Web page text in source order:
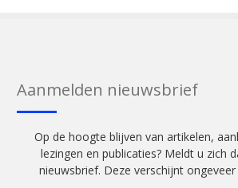
Aanmelden nieuwsbrief
Op de hoogte blijven van artikelen,
lezingen en publicaties? Meldt u zich
nieuwsbrief. Deze verschijnt